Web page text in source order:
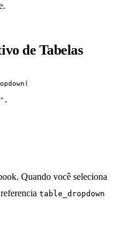
de Tabelas
(
" ,
Quando você seleciona
table_dropdown